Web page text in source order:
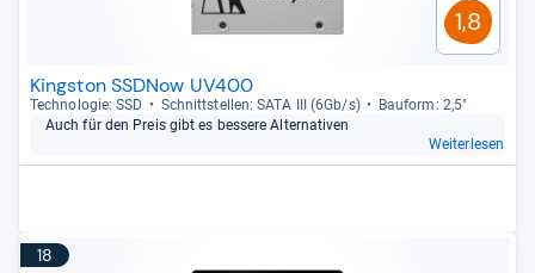
1,8
Kingston SSDNow UV400
Tech­no­lo­gie: SSD Schnitt­stel­len: SATA III (6Gb/s)
Bau­form: 2,5"
Auch für den Preis gibt es bes­sere Alter­na­ti­ven
Weiterlesen
18